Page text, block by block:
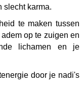
slecht karma.
te maken tussen
op te zuigen en
lichamen en je
door je nadi's